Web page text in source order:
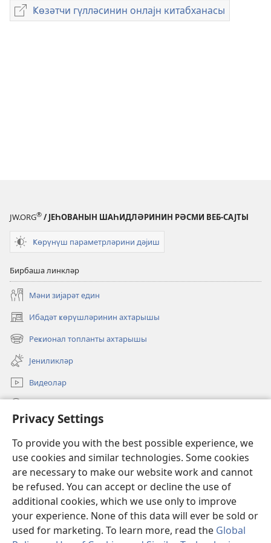
Privacy Settings
To provide you with the best possible experience, we
use cookies and similar technologies. Some cookies
are necessary to make our website work and cannot
be refused. You can accept or decline the use of
additional cookies, which we use only to improve
your experience. None of this data will ever be sold or
used for marketing. To learn more, read the Global
нәшрләри
јүкләмәк
Ҝөзәтчи гүлләсинин онлајн китабханасы
Ҝөзәтчи
JW.ORG® / ЈЕҺОВАНЫН ШАҺИДЛӘРИНИН РӘСМИ ВЕБ-САЈТЫ
Ҝөрүнүш параметрләрини дәјиш
Бирбаша линкләр
Мәни зијарәт един
Ибадәт ҝөрүшләринин ахтарышы
(opens
new
window)
Реҝионал топланты ахтарышы
(opens
new
window)
Јениликләр
Видеолар
(opens
window)Ҝөзәтчи гүлләсинин онлајн китабханасы
(opens
new
window)JW Hub ®
(opens
new
window)